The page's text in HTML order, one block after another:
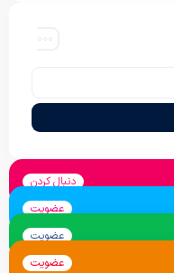
دنبال کردن
عضویت
عضویت
عضویت